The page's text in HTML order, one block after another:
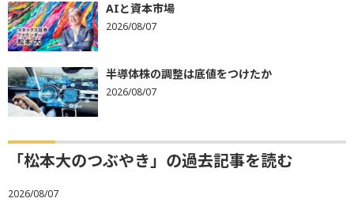
AIと資本市場
2026/08/07
半導体株の調整は底値をつけたか
2026/08/07
「松本大のつぶやき」の過去記事を読む
2026/08/07